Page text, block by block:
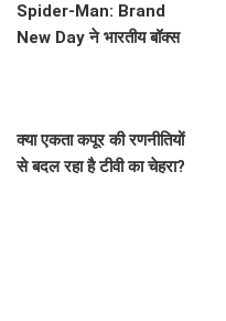
Spider-Man: Brand
New Day ने भारतीय बॉक्स
क्या एकता कपूर की रणनीतियों
से बदल रहा है टीवी का चेहरा?